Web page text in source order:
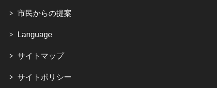
市民からの提案
Language
サイトマップ
サイトポリシー